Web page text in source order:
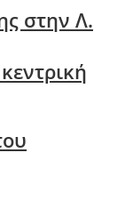
στην Λ.